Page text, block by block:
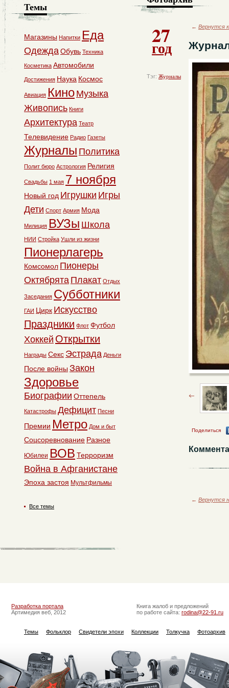
27
год
Тэг: Журналы
← Вернутся
Поделиться
← Вернутся
Темы
Магазины Напитки Еда
ОдеждаОбувь Техника
Косметика Автомобили
Достижения Наука Космос
Авиация Кино Музыка
Живопись Книги
Архитектура Театр
Телевидение Радио Газеты
Журналы Политика
Полит бюро Астрология Религия
Свадьбы 1 мая 7 ноября
Новый год Игрушки Игры
Дети Спорт Армия Мода
Милиция ВУЗы Школа
НИИ Стройка Ушли из жизни
Пионерлагерь
Комсомол Пионеры
Октябрята Плакат Отдых
Заседания Субботники
ГАИ Цирк Искусство
Праздники Флот Футбол
Хоккей Открытки
Награды Секс Эстрада Деньги
После войны Закон
Здоровье
Биографии Оттепель
Катастрофы Дефицит Песни
Премии Метро Дом и быт
Соцсоревнование Разное
Юбилеи ВОВ Терроризм
Война в Афганистане
Эпоха застоя Мультфильмы
Все темы
Разработка портала
Артимедия веб, 2012
Книга жалоб и предложений
по работе сайта: rodina@22-91.ru
Темы Фольклор Свидетели эпохи Коллекции Толкучка Фотоархив